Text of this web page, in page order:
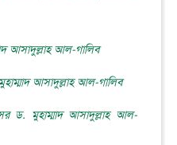
আসাদুল্লাহ আল-গালিব
আসাদুল্লাহ আল-গালিব
ড. মুহাম্মাদ আসাদুল্লাহ আল-